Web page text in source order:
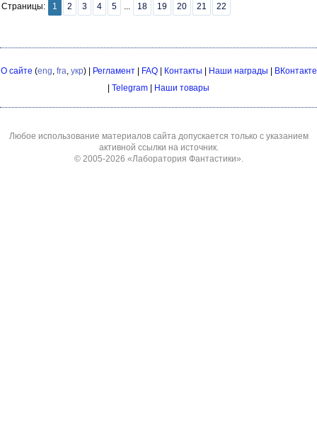
Страницы: 1 2 3 4 5 ... 18 19 20 21 22
О сайте (eng, fra, укр) | Регламент| FAQ| Контакты | Наши награды | ВКонтакте
| Telegram | Наши товары
Любое использование материалов сайта допускается только с указанием
активной ссылки на источник.
© 2005-2026 «Лаборатория Фантастики».